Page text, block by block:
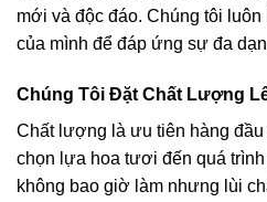
mới và độc đáo. Chúng tôi
của mình để đáp ứng sự đa
Chúng Tôi Đặt Chất Lượng
Chất lượng là ưu tiên hàng
chọn lựa hoa tươi đến quá
không bao giờ làm nhưng lùi